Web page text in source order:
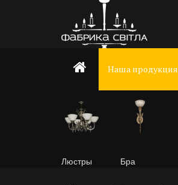
Наша продукция
Люстры Бра